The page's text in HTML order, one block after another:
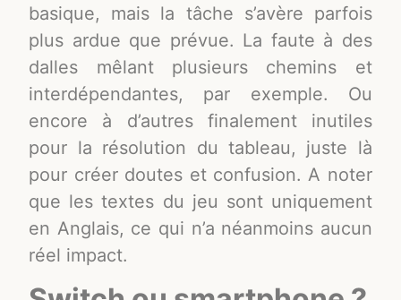
basique, mais la tâche s’avère parfois
plus ardue que prévue. La faute à des
dalles mêlant plusieurs chemins et
interdépendantes, par exemple. Ou
encore à d’autres finalement inutiles
pour la résolution du tableau, juste là
pour créer doutes et confusion. A noter
que les textes du jeu sont uniquement
en Anglais, ce qui n’a néanmoins aucun
réel impact.